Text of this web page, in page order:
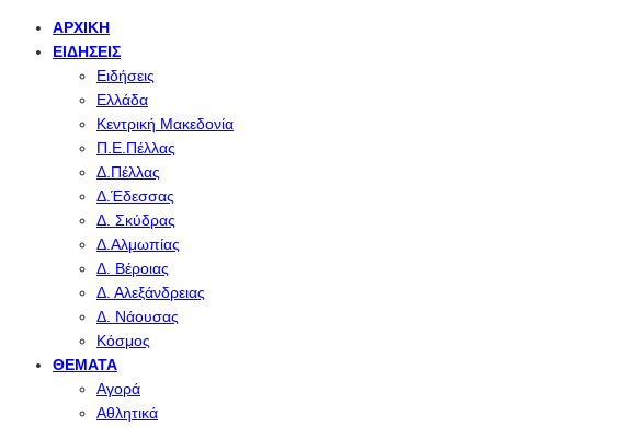
ΑΡΧΙΚΉ
ΕΙΔΉΣΕΙΣ
Ειδήσεις
Ελλάδα
Κεντρική Μακεδονία
Π.Ε.Πέλλας
Δ.Πέλλας
Δ.Έδεσσας
Δ. Σκύδρας
Δ.Αλμωπίας
Δ. Βέροιας
Δ. Αλεξάνδρειας
Δ. Νάουσας
Κόσμος
ΘΈΜΑΤΑ
Αγορά
Αθλητικά